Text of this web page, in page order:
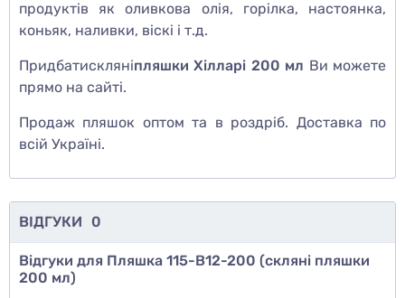
продуктів як оливкова олія, горілка, настоянка,
коньяк, наливки, віскі і т.д.
Придбатискляніпляшки Хілларі 200 мл Ви можете
прямо на сайті.
Продаж пляшок оптом та в роздріб. Доставка по
всій Україні.
ВІДГУКИ 0
Відгуки для Пляшка 115-В12-200 (скляні пляшки
200 мл)